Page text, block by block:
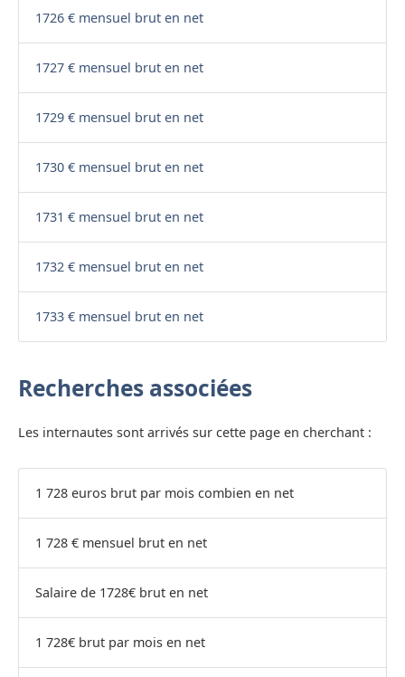
1726 € mensuel brut en net
1727 € mensuel brut en net
1729 € mensuel brut en net
1730 € mensuel brut en net
1731 € mensuel brut en net
1732 € mensuel brut en net
1733 € mensuel brut en net
Recherches associées
Les internautes sont arrivés sur cette page en cherchant :
1 728 euros brut par mois combien en net
1 728 € mensuel brut en net
Salaire de 1728€ brut en net
1 728€ brut par mois en net